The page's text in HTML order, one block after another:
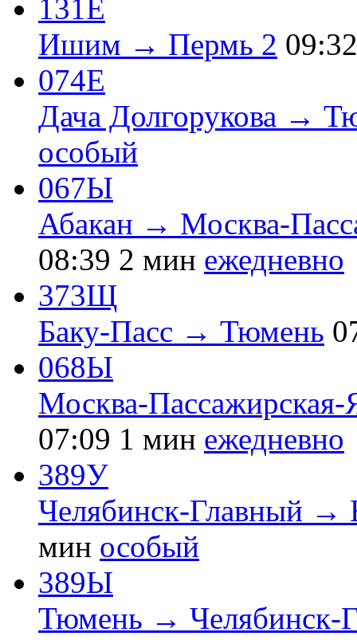
131Е
Ишим → Пермь 2 09:32
074Е
Дача Долгорукова →
особый
067Ы
Абакан → Москва-
08:39 2 мин ежедневно
373Щ
Баку-Пасс → Тюмень
068Ы
Москва-
07:09 1 мин ежедневно
389У
Челябинск-Главный →
мин особый
389Ы
Тюмень → Челябинск-